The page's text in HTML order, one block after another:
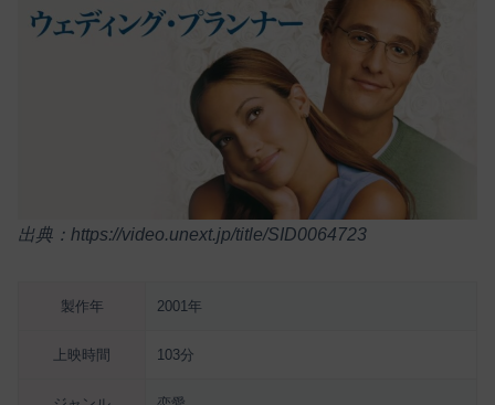
出典：https://video.unext.jp/title/SID0064723
製作年 2001年
上映時間 103分